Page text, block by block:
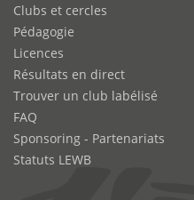
Clubs et cercles
Pédagogie
Licences
Résultats en direct
Trouver un club labélisé
FAQ
Sponsoring - Partenariats
Statuts LEWB